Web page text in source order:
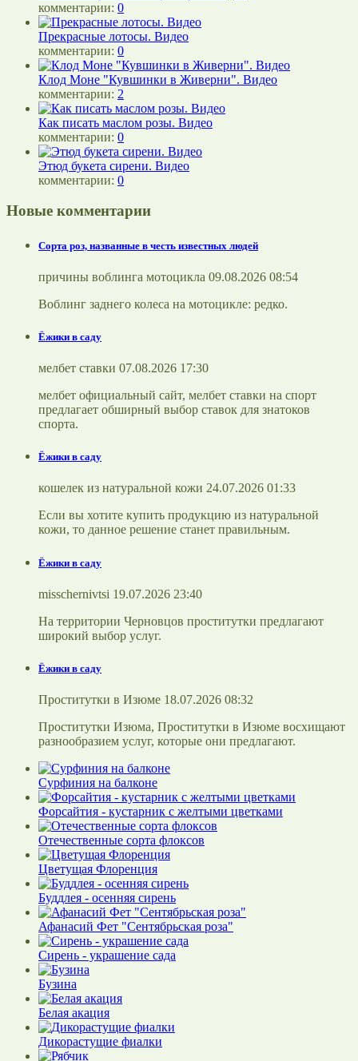
комментарии: 0
Прекрасные лотосы. Видео
комментарии: 0
Клод Моне "Кувшинки в Живерни". Видео
комментарии: 2
Как писать маслом розы. Видео
комментарии: 0
Этюд букета сирени. Видео
комментарии: 0
Новые комментарии
Сорта роз, названные в честь известных людей
причины воблинга мотоцикла 09.08.2026 08:54
Воблинг заднего колеса на мотоцикле: редко.
Ёжики в саду
мелбет ставки 07.08.2026 17:30
мелбет официальный сайт, мелбет ставки на спорт
предлагает обширный выбор ставок для знатоков
спорта.
Ёжики в саду
кошелек из натуральной кожи 24.07.2026 01:33
Если вы хотите купить продукцию из натуральной
кожи, то данное решение станет правильным.
Ёжики в саду
misschernivtsi 19.07.2026 23:40
На территории Черновцов проститутки предлагают
широкий выбор услуг.
Ёжики в саду
Проститутки в Изюме 18.07.2026 08:32
Проститутки Изюма, Проститутки в Изюме восхищают
разнообразием услуг, которые они предлагают.
Сурфиния на балконе
Форсайтия - кустарник с желтыми цветками
Отечественные сорта флоксов
Цветущая Флоренция
Буддлея - осенняя сирень
Афанасий Фет "Сентябрьская роза"
Сирень - украшение сада
Бузина
Белая акация
Дикорастущие фиалки